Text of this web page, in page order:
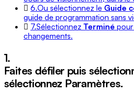
6.Ou sélectionnez le Guide
guide de programmation sans
7.Sélectionnez Terminé
changements.
1.
Faites défiler puis
sélectionnez Paramètres.